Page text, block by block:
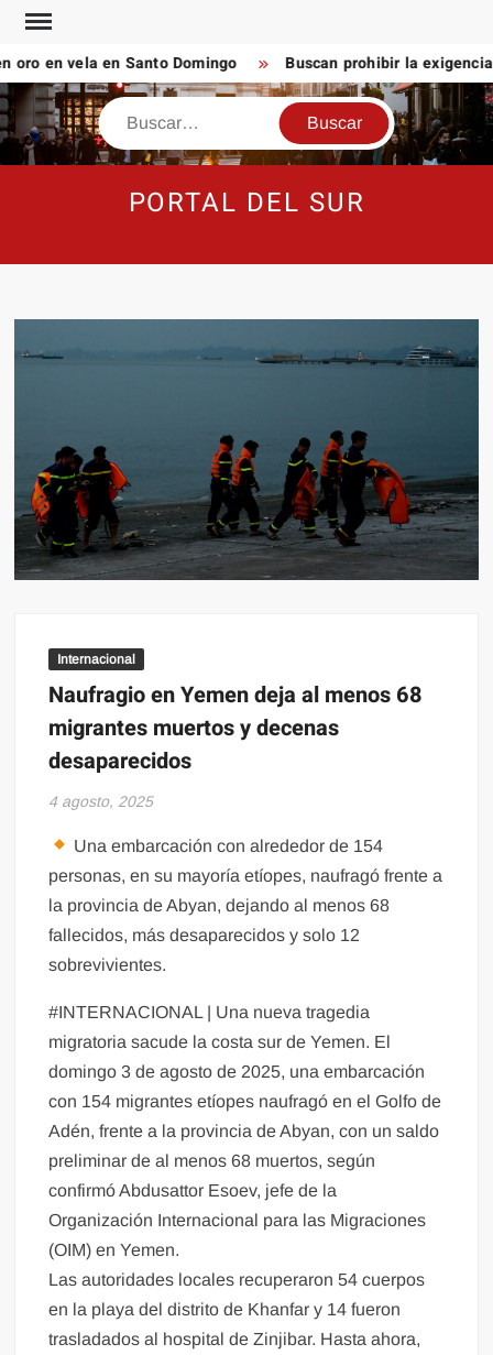
Saltar
contenido
en vela en Santo Domingo Buscan prohibir la
Buscar
PORTAL DEL SUR
Internacional
Naufragio en Yemen deja al menos 68
migrantes muertos y decenas
desaparecidos
4 agosto, 2025
Una embarcación con alrededor de 154
personas, en su mayoría etíopes, naufragó frente a
la provincia de Abyan, dejando al menos 68
fallecidos, más desaparecidos y solo 12
sobrevivientes.
#INTERNACIONAL | Una nueva tragedia
migratoria sacude la costa sur de Yemen. El
domingo 3 de agosto de 2025, una embarcación
con 154 migrantes etíopes naufragó en el Golfo de
Adén, frente a la provincia de Abyan, con un saldo
preliminar de al menos 68 muertos, según
confirmó Abdusattor Esoev, jefe de la
Organización Internacional para las Migraciones
(OIM) en Yemen.
Las autoridades locales recuperaron 54 cuerpos
en la playa del distrito de Khanfar y 14 fueron
trasladados al hospital de Zinjibar. Hasta ahora,